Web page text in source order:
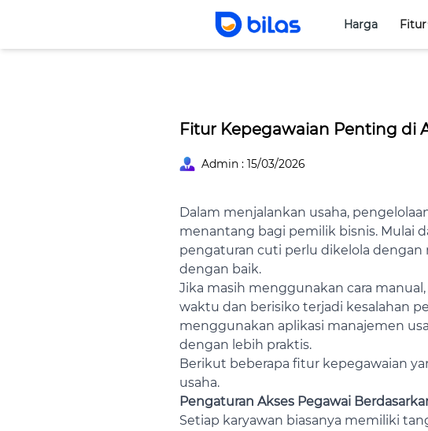
Harga Fitur
Fitur Kepegawaian Penting di
Admin : 15/03/2026
Dalam menjalankan usaha,
menantang bagi pemilik bisnis. Mulai
pengaturan cuti perlu dikelola dengan
dengan baik.
Jika masih menggunakan cara
waktu dan berisiko terjadi kesalahan
menggunakan aplikasi manajemen
dengan lebih praktis.
Berikut beberapa fitur kepegawaian
usaha.
Pengaturan Akses Pegawai
Setiap karyawan biasanya memiliki